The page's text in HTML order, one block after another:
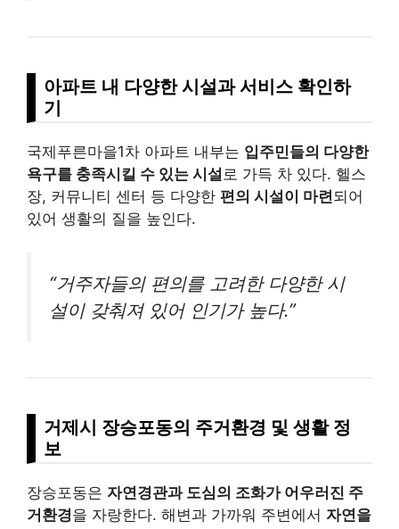
아파트 내 다양한 시설과 서비스 확인하
기
국제푸른마을1차 아파트 내부는 입주민들의 다양한
욕구를 충족시킬 수 있는 시설 로 가득 차 있다. 헬스
장, 커뮤니티 센터 등 다양한 편의 시설이 마련되어
있어 생활의 질을 높인다.
“거주자들의 편의를 고려한 다양한 시
설이 갖춰져 있어 인기가 높다.”
거제시 장승포동의 주거환경 및 생활 정
보
장승포동은 자연경관과 도심의 조화가 어우러진 주
거환경을 자랑한다. 해변과 가까워 주변에서 자연을